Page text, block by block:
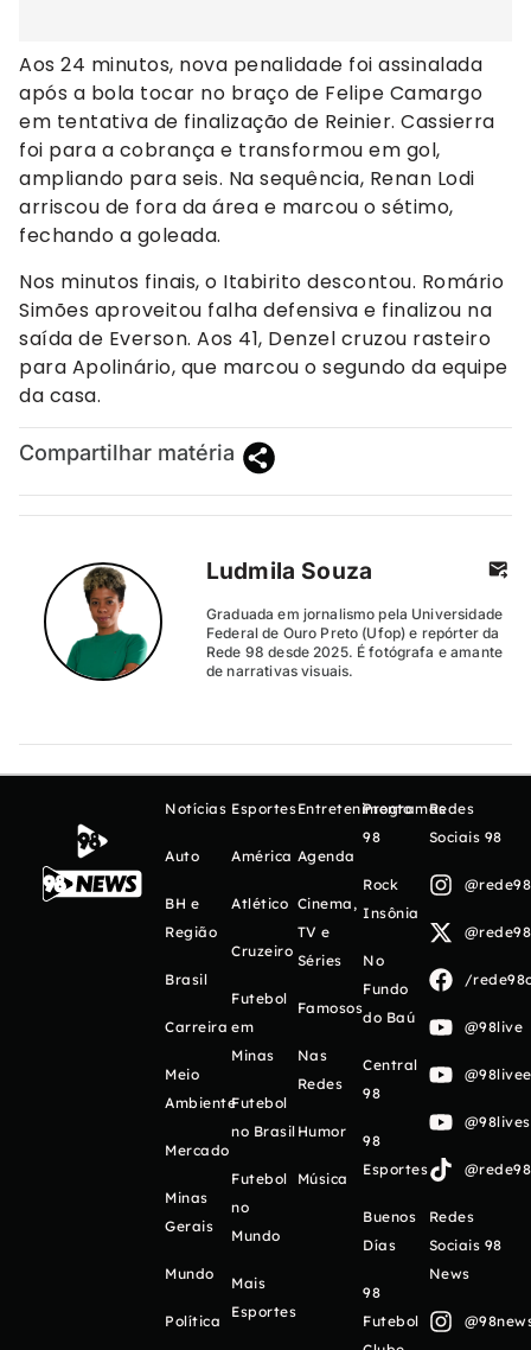
Aos 24 minutos, nova penalidade foi assinalada
após a bola tocar no braço de Felipe Camargo
em tentativa de finalização de Reinier. Cassierra
foi para a cobrança e transformou em gol,
ampliando para seis. Na sequência, Renan Lodi
arriscou de fora da área e marcou o sétimo,
fechando a goleada.
Nos minutos finais, o Itabirito descontou. Romário
Simões aproveitou falha defensiva e finalizou na
saída de Everson. Aos 41, Denzel cruzou rasteiro
para Apolinário, que marcou o segundo da equipe
da casa.
Compartilhar matéria
Ludmila Souza
Graduada em jornalismo pela Universidade
Federal de Ouro Preto (Ufop) e repórter da
Rede 98 desde 2025. É fotógrafa e amante
de narrativas visuais.
Notícias
Auto
BH e
Região
Brasil
Carreira
Meio
Ambiente
Mercado
Minas
Gerais
Mundo
Política
Esportes
América
Atlético
Cruzeiro
Futebol
em
Minas
Futebol
no Brasil
Futebol
no
Mundo
Mais
Esportes
Entretenimento
Agenda
Cinema,
TV e
Séries
Famosos
Nas
Redes
Humor
Música
Programas
98
Rock
Insônia
No
Fundo
do Baú
Central
98
98
Esportes
Buenos
Días
98
Futebol
Redes
Sociais 98
/
@98live
Redes
Sociais 98
News